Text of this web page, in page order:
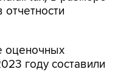
оценочных
году составили